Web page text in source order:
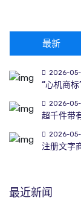
最新
2026-
“心机商
2026-
超千件带
2026-
注册文字
最近新闻